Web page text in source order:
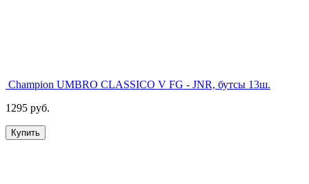
Champion UMBRO CLASSICO V FG - JNR, бутсы 13ш.
1295 руб.
Купить